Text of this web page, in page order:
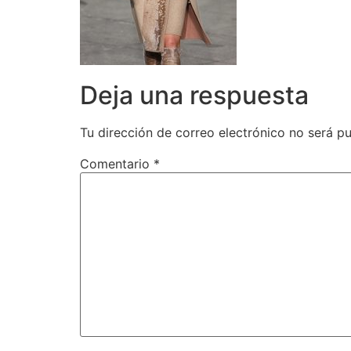
Deja una respuesta
Tu dirección de correo electrónico no será
Comentario *